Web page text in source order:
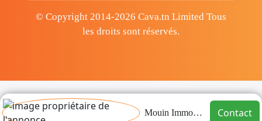
Mouin Immobilier Contact
© Copyright 2014-2026 Cava.tn Limited Tous
les droits sont réservés.